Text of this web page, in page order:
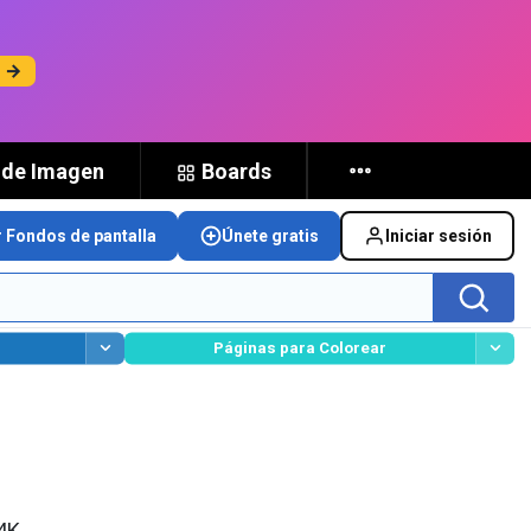
→
Imagen Boards
Fondos de pantalla Únete gratis Iniciar sesión
Páginas para Colorear